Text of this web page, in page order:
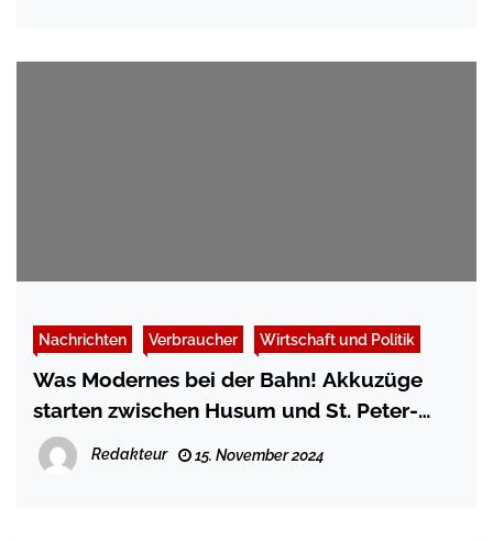
Nachrichten Verbraucher Wirtschaft und Politik
Was Modernes bei der Bahn! Akkuzüge
starten zwischen Husum und St. Peter-
Ording
Redakteur 15. November 2024